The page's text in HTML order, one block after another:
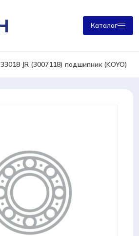
Каталог
33018 JR (3007118) подшипник (KOYO)